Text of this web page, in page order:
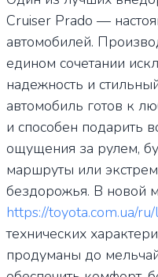
Cruiser Prado —
автомобилей.
едином сочетании
надежность и
автомобиль готов к
и способен подарить
ощущения за рулем,
маршруты или
бездорожья. В новой
https://toyota.com.ua/
технических
продуманы до